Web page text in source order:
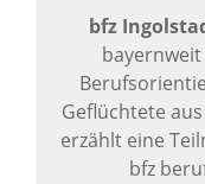
bfz
Geflüchtete
erzählt eine
bfz